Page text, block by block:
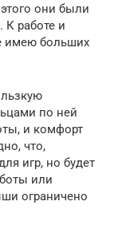
они были
К работе и
имею больших
по ней
и комфорт
что,
игр, но будет
или
ограничено